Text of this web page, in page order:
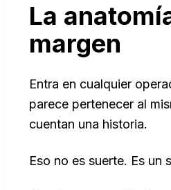
La
margen
Entra en cualquier
parece pertenecer al
cuentan una historia.
Eso no es suerte. Es un